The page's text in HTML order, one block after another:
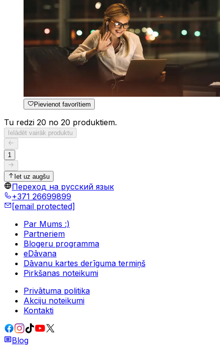
Pievienot favorītiem
Tu redzi 20 no 20 produktiem.
Ielādēt vairāk produktu
1
Iet uz augšu
Переход на русский язык
+371 26699899
[email protected]
Par Mums :)
Partneriem
Blogeru programma
eDāvana
Dāvanu kartes derīguma termiņš
Pirkšanas noteikumi
Privātuma politika
Akciju noteikumi
Kontakti
Blog